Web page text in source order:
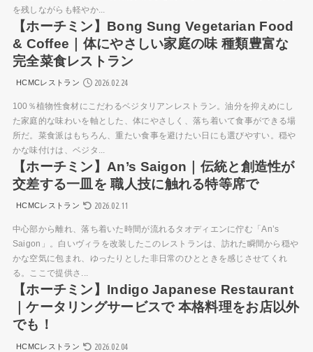
を残しながらも軽やか...
【ホーチミン】Bong Sung Vegetarian Food
& Coffee｜体にやさしい家庭の味 種類豊富な
完全菜食レストラン
HCMCレストラン 2026.02.24
100％植物性食材にこだわるベジタリアンレストラン。油分を抑えめにし
た家庭的な味わいを軸とした、体にやさしく、落ち着いて食事ができる場
所だ。菜食派はもちろん、重たい食事を避けたい日にも選びやすい。穏や
かな味付けは、ベジタ...
【ホーチミン】An’s Saigon｜伝統と創造性が
交差する一皿を 職人技に触れる特等席で
HCMCレストラン 2026.02.11
中心部から離れ、落ち着いた時間が流れるタオディエンに佇む「An’s
Saigon」。白いヴィラを改装したこのレストランは、訪れた瞬間から穏や
かな空気に包まれ、ゆったりとした非日常のひとときを感じさせてくれ
る。ここで提供さ...
【ホーチミン】Indigo Japanese Restaurant
｜ケータリングサービスで 本格料理をお店以外
でも！
HCMCレストラン 2026.02.04